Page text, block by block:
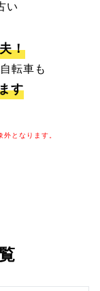
い
！
転車も
す
となります。